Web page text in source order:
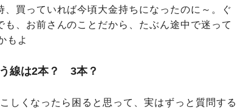
、買っていれば今頃大金持ちになったのに～。ぐ
、お前さんのことだから、たぶん途中で迷って
もよ
線は2本？ 3本？
しくなったら困ると思って、実はずっと質問する